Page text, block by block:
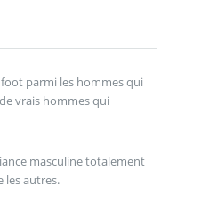
parmi les hommes qui
vrais hommes qui
masculine totalement
les autres.